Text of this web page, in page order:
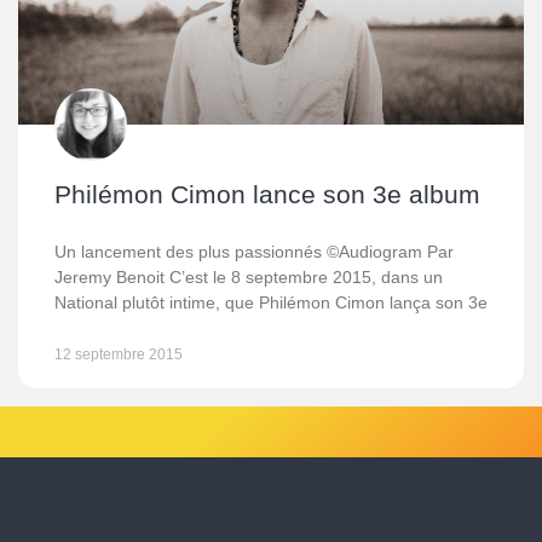
Philémon Cimon lance son 3e album
Un lancement des plus passionnés ©Audiogram Par
Jeremy Benoit C’est le 8 septembre 2015, dans un
National plutôt intime, que Philémon Cimon lança son 3e
12 septembre 2015